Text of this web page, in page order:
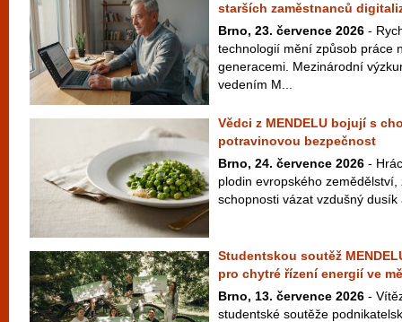
starších zaměstnanců
Brno, 23. července 2026 -
technologií mění způsob práce
generacemi. Mezinárodní
vedením M...
Vědci z MENDELU bojují s
potravinovou bezpečnost
Brno, 24. července 2026 -
plodin evropského
schopnosti vázat vzdušný
Studentskou soutěž
pro chytré řízení energií ve
Brno, 13. července 2026 -
studentské soutěže